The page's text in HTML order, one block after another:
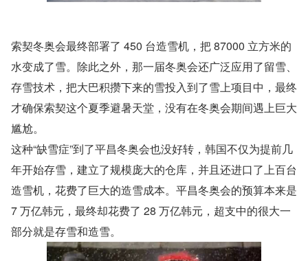
索契冬奥会最终部署了 450 台造雪机，把 87000 立方米的
水变成了雪。除此之外，那一届冬奥会还广泛应用了留雪、
存雪技术，把大巴积攒下来的雪投入到了雪上项目中，最终
才确保索契这个夏季避暑天堂，没有在冬奥会期间遇上巨大
尴尬。
这种“缺雪症”到了平昌冬奥会也没好转，韩国不仅为提前几
年开始存雪，建立了规模庞大的仓库，并且还进口了上百台
造雪机，花费了巨大的造雪成本。平昌冬奥会的预算本来是
7 万亿韩元，最终却花费了 28 万亿韩元，超支中的很大一
部分就是存雪和造雪。